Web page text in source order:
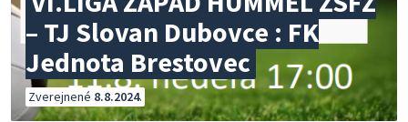
– TJ Slovan Dubovce : FK
Jednota Brestovec
Zverejnené 8.8.2024.